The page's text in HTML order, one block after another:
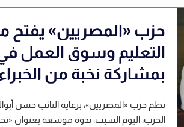
حزب «المصريين» يفتح
التعليم وسوق العمل
بمشاركة نخبة من
نظم حزب «المصريين»، برعاية النائب حسن
الحزب، اليوم السبت، ندوة موسعة بعنوان